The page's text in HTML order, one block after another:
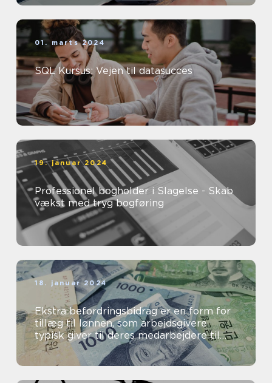
01. marts 2024
SQL Kursus: Vejen til datasucces
19. januar 2024
Professionel bogholder i Slagelse - Skab
vækst med tryg bogføring
18. januar 2024
Ekstra befordringsbidrag er en form for
tillæg til lønnen, som arbejdsgivere
typisk giver til deres medarbejdere til
dækning af transportomkostninger ...